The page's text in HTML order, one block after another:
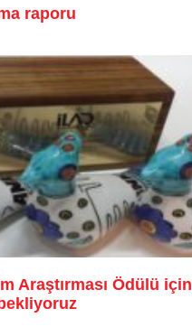
raporu
Araştırması Ödülü için